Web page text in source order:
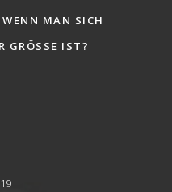
MAN SICH
GRÖSSE IST?